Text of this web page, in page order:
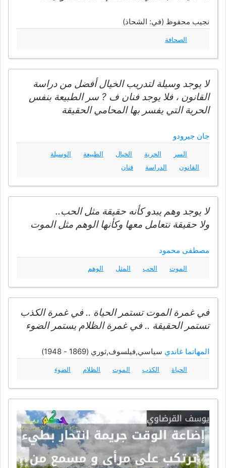
نجيب محفوظ (في: الشحاذ)
الصحافة
لا يوجد وسيلة لتدريب الخيال أفضل من دراسة
القانون ، فلا يوجد فنان ف ? سر الطبيعة بنفس
الحرية التي يفسر بها المحامي الحقيقة
جان جيرودو
السر الحرية الخيال الطبيعة
الوسيلة
القانون
الدراسة فنان
لا يوجد وهم يبدو كأنه حقيقة مثل الحب..
ولا حقيقة نتعامل معها وكأنها الوهم مثل الموت
مصطفى محمود
الموت الحب المثل الوهم
في غمرة الموت تستمر الحياة .. في غمرة الكذب
تستمر الحقيقة .. في غمرة الظلام يستمر الضوء
المهاتما غاندي سياسي,فيلسوف,ثوري (1869 - 1948)
الحياة الكذب الموت الظلام الضوء